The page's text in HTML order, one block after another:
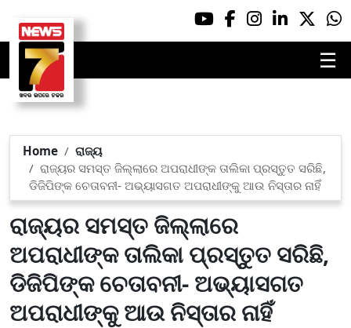
☰
Home
ରାଜ୍ୟ
ରାଜ୍ୟର ସମସ୍ତ ଜିଲ୍ଲାରେ ଅପରାଧୀଙ୍କ ତାଲିକା ପ୍ରସ୍ତୁତ ସରିଛି,
ଡିଜିପିଙ୍କ ଚେତାବନୀ- ଅଭ୍ୟାସଗତ ଅପରାଧୀଙ୍କୁ ଆଉ ନିସ୍ତାର ନାହିଁ
ରାଜ୍ୟର ସମସ୍ତ ଜିଲ୍ଲାରେ
ଅପରାଧୀଙ୍କ ତାଲିକା ପ୍ରସ୍ତୁତ ସରିଛି,
ଡିଜିପିଙ୍କ ଚେତାବନୀ- ଅଭ୍ୟାସଗତ
ଅପରାଧୀଙ୍କୁ ଆଉ ନିସ୍ତାର ନାହିଁ